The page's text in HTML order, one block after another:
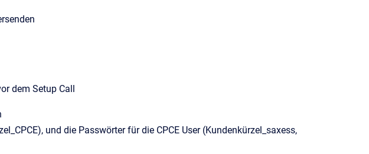
dem Setup Call
und die Passwörter für die CPCE User (Kundenkürzel_saxess,